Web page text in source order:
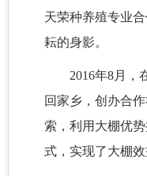
天荣种养殖专业
耘的身影。
2016年8月，
回家乡，创办合
索，利用大棚优
式，实现了大棚